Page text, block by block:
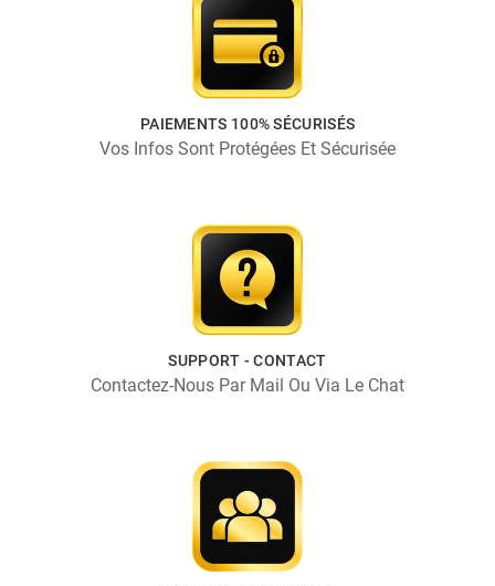
PAIEMENTS 100% SÉCURISÉS
Vos Infos Sont Protégées Et Sécurisée
SUPPORT - CONTACT
Contactez-Nous Par Mail Ou Via Le Chat